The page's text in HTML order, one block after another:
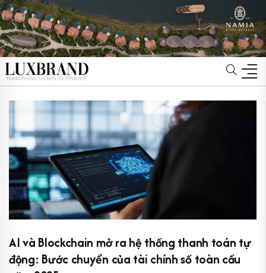
AI và Blockchain mở ra hệ thống thanh toán tự
động: Bước chuyển của tài chính số toàn cầu